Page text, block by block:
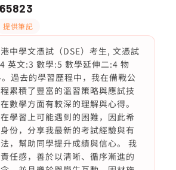
提供筆記
中學文憑試（DSE）考生, 文憑試
英文:3 數學:5 數學延伸二:4 物
過去的學習歷程中，我在備戰公
累積了豐富的溫習策略與應試技
數學方面有較深的理解與心得。
學習上可能遇到的困難，因此希
份，分享我最新的考試經驗與有
，幫助同學提升成績與信心。 我
任感，善於以清晰、循序漸進的